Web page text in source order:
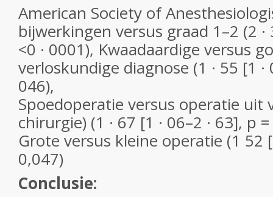
American Society of
bijwerkingen versus graad 1–2 (2 ·
<0 · 0001), Kwaadaardige versus
verloskundige diagnose (1 · 55 [1 ·
046),
Spoedoperatie versus operatie uit
chirurgie) (1 · 67 [1 · 06–2 · 63], p
Grote versus kleine operatie (1 52
0,047)
Conclusie: